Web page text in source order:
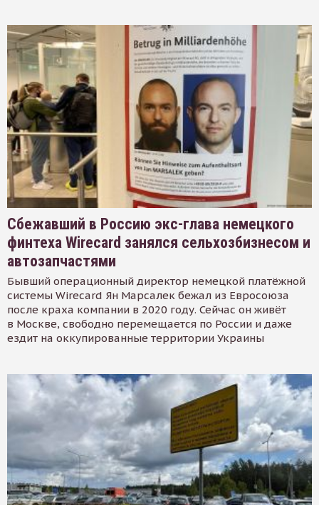
Сбежавший в Россию экс-глава немецкого
финтеха Wirecard занялся сельхозбизнесом и
автозапчастями
Бывший операционный директор немецкой платёжной
системы Wirecard Ян Марсалек бежал из Евросоюза
после краха компании в 2020 году. Сейчас он живёт
в Москве, свободно перемещается по России и даже
ездит на оккупированные территории Украины